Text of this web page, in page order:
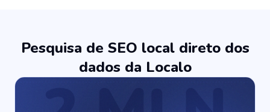
Pesquisa de SEO local direto dos
dados da Localo